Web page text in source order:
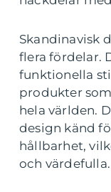
Skandinavisk
flera fördelar.
funktionella
produkter
hela världen.
design känd
hållbarhet,
och värdefulla.